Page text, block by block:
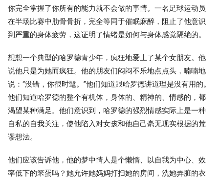
你完全掌握了你所有的能力就不会做的事情。一名足球运动员
在半场比赛中肋骨骨折，完全等同于催眠麻醉，阻止了他意识
到严重的身体疲劳，这证明了情绪是如何与身体感觉隔绝的。
想想一个典型的哈罗德青少年，疯狂地爱上了某个女朋友。他
说他只是为她而疯狂。他的朋友们闷闷不乐地点点头，喃喃地
说：“没错，你很时髦。”他们知道跟哈罗德讲道理是没有用的。
他们知道哈罗德的整个有机体，身体的、精神的、情感的，都
渴望某种满足。他们意识到，哈罗德的强烈情感实际上是一种
自私的自我关注，使他陷入对女孩和他自己毫无现实根据的荒
谬想法。
他们应该告诉他，他的梦中情人是个懒惰、以自我为中心、效
率低下的笨蛋吗？她允许她妈妈打扫她的房间，洗她弄脏的衣